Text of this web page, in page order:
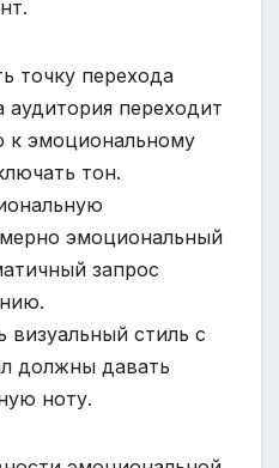
точку перехода
переходит
к эмоциональному
тон.
эмоциональный
запрос
стиль с
должны давать
ноту.